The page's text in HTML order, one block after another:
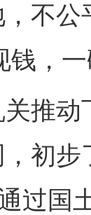
不
钱，
动
初
过